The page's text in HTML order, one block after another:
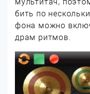
мультитач,
бить по
фона можно
драм ритмов.